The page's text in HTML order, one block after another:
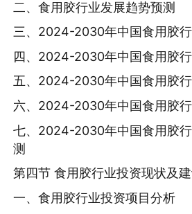
二、食用胶行业发展趋势预测
三、2024-2030年中国食用胶
四、2024-2030年中国食用胶
五、2024-2030年中国食用胶
六、2024-2030年中国食用胶
七、2024-2030年中国食用胶
测
第四节 食用胶行业投资现状及
一、食用胶行业投资项目分析